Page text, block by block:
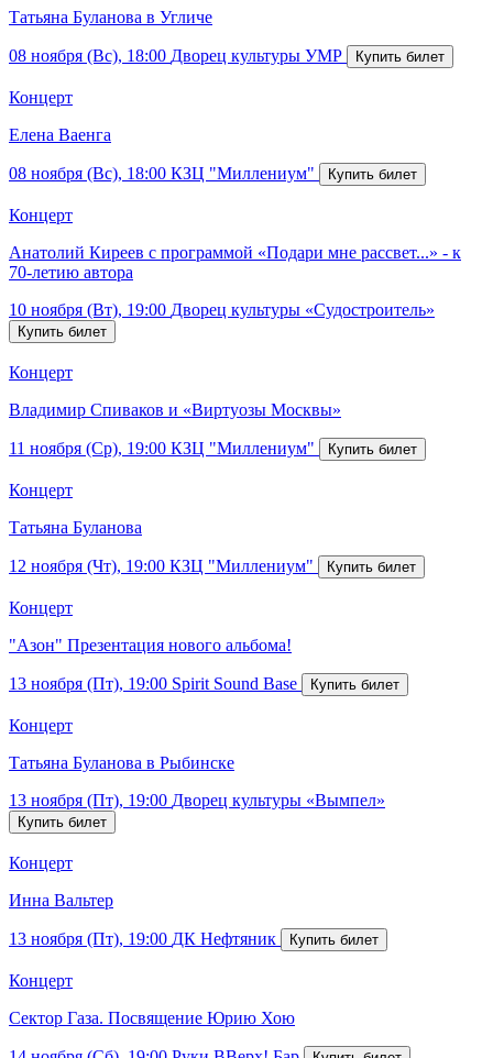
Татьяна Буланова в Угличе
08 ноября (Вс), 18:00 Дворец культуры УМР
Концерт
Елена Ваенга
08 ноября (Вс), 18:00 КЗЦ "Миллениум"
Концерт
Анатолий Киреев с программой «Подари мне рассвет...» - к
70-летию автора
10 ноября (Вт), 19:00 Дворец культуры «Судостроитель»
Концерт
Владимир Спиваков и «Виртуозы Москвы»
11 ноября (Ср), 19:00 КЗЦ "Миллениум"
Концерт
Татьяна Буланова
12 ноября (Чт), 19:00 КЗЦ "Миллениум"
Концерт
"Азон" Презентация нового альбома!
13 ноября (Пт), 19:00 Spirit Sound Base
Концерт
Татьяна Буланова в Рыбинске
13 ноября (Пт), 19:00 Дворец культуры «Вымпел»
Концерт
Инна Вальтер
13 ноября (Пт), 19:00 ДК Нефтяник
Концерт
Сектор Газа. Посвящение Юрию Хою